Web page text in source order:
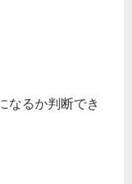
なるか判断でき